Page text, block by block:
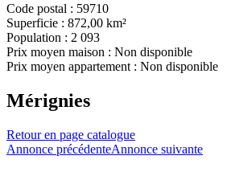
Code postal : 59710
Superficie : 872,00 km²
Population : 2 093
Prix moyen maison : Non disponible
Prix moyen appartement : Non disponible
Mérignies
Retour en page catalogue
Annonce précédenteAnnonce suivante